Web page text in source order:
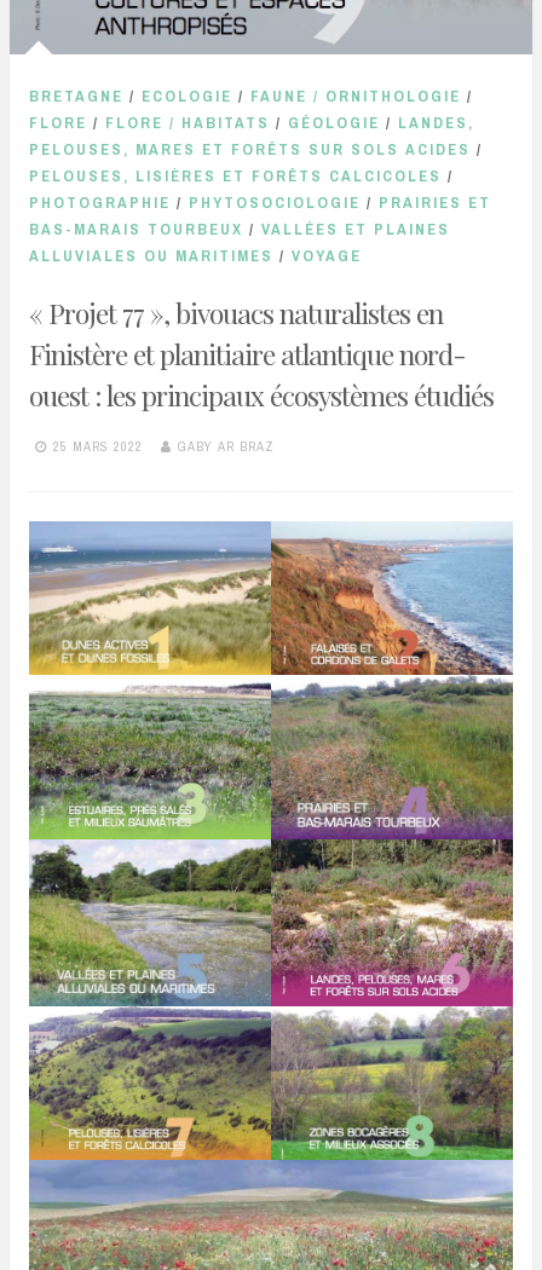
BRETAGNE / ECOLOGIE / FAUNE / ORNITHOLOGIE /
FLORE / FLORE / HABITATS / GÉOLOGIE / LANDES,
PELOUSES, MARES ET FORÊTS SUR SOLS ACIDES /
PELOUSES, LISIÈRES ET FORÊTS CALCICOLES /
PHOTOGRAPHIE / PHYTOSOCIOLOGIE / PRAIRIES ET
BAS-MARAIS TOURBEUX / VALLÉES ET PLAINES
ALLUVIALES OU MARITIMES / VOYAGE
« Projet 77 », bivouacs naturalistes en
Finistère et planitiaire atlantique nord-
ouest : les principaux écosystèmes étudiés
25 MARS 2022 GABY AR BRAZ